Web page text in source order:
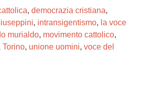
, democrazia cristiana,
, intransigentismo, la voce
murialdo, movimento cattolico,
Torino, unione uomini, voce del